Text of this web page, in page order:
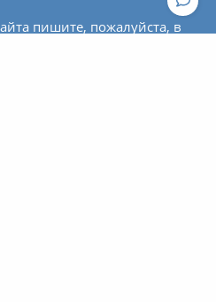
пишите, пожалуйста, в